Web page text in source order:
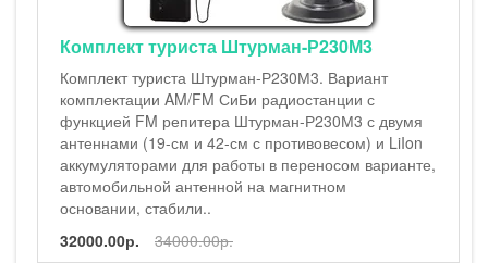
туриста Штурман-Р230М3
туриста Штурман-Р230М3. Вариант
AM/FM СиБи радиостанции с
FM репитера Штурман-Р230М3 с двумя
(19-см и 42-см с противовесом) и LiIon
для работы в переносом варианте,
антенной на магнитном
стабили..
34000.00р.